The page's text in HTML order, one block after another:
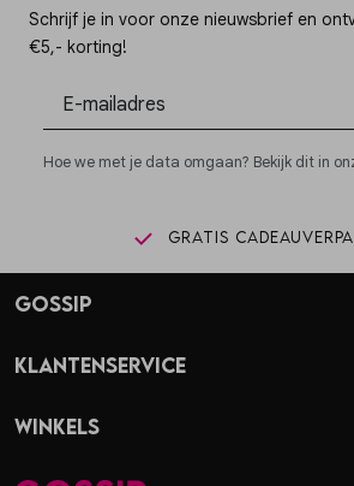
Schrijf je in voor onze nieuwsbrief en
€5,- korting!
Hoe we met je data omgaan? Bekijk dit in
Gratis
Gossip
Klantenservice
Winkels